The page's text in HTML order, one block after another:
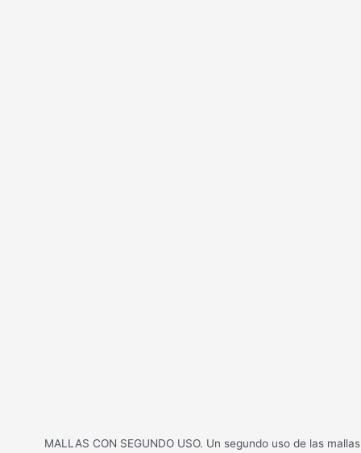
MALLAS CON SEGUNDO USO. Un segundo uso de las